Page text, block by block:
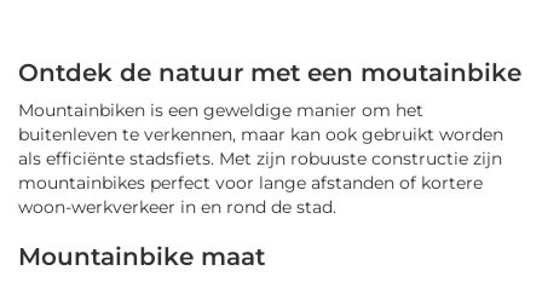
Ontdek de natuur met een moutainbike
Mountainbiken is een geweldige manier om het
buitenleven te verkennen, maar kan ook gebruikt worden
als efficiënte stadsfiets. Met zijn robuuste constructie zijn
mountainbikes perfect voor lange afstanden of kortere
woon-werkverkeer in en rond de stad.
Mountainbike maat